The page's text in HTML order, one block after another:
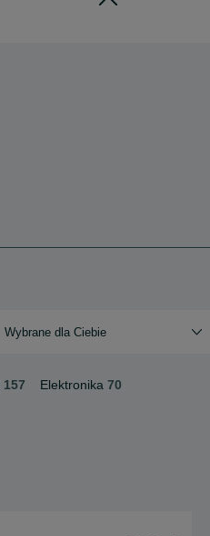
Wybrane dla Ciebie
157 Elektronika 70